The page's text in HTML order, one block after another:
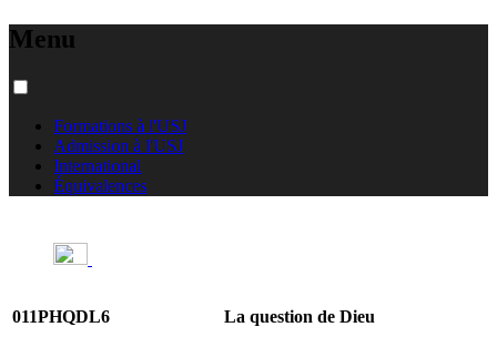
Menu
Formations à l'USJ
Admission à l'USJ
International
Équivalences
011PHQDL6 La question de Dieu